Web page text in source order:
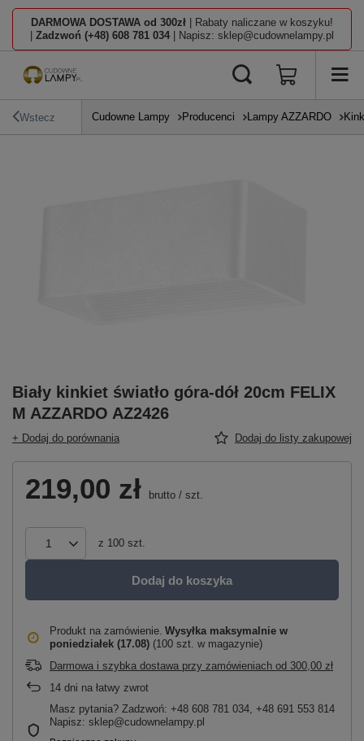
DARMOWA DOSTAWA od 300zł | Rabaty naliczane w koszyku!
Zadzwoń (+48) 608 781 034 | Napisz: sklep@cudownelampy.pl
Wstecz Cudowne Lampy Producenci Lampy AZZARDO
Biały kinkiet światło góra-dół 20cm FELIX
M AZZARDO AZ2426
+ Dodaj do porównania Dodaj do listy zakupowej
219,00 zł brutto / szt.
z 100 szt.
Dodaj do koszyka
Produkt na zamówienie Wysyłka maksymalnie w
poniedziałek (17.08) (100 szt. w magazynie)
Darmowa i szybka dostawa przy zamówieniach od 300,00 zł
14 dni na łatwy zwrot
Masz pytania? Zadzwoń: +48 608 781 034, +48 691 553 814
Napisz: sklep@cudownelampy.pl